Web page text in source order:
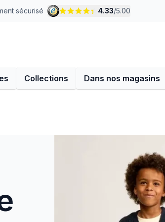
sécurisé 4.33/5.00
Collections Dans nos magasins